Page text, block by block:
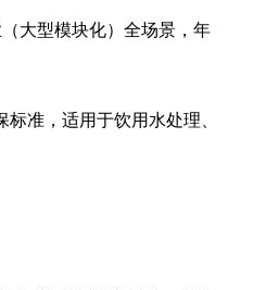
大型模块化）全场景，年
准，适用于饮用水处理、